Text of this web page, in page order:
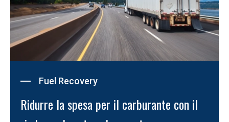
Fuel Recovery
Ridurre la spesa per il carburante con il